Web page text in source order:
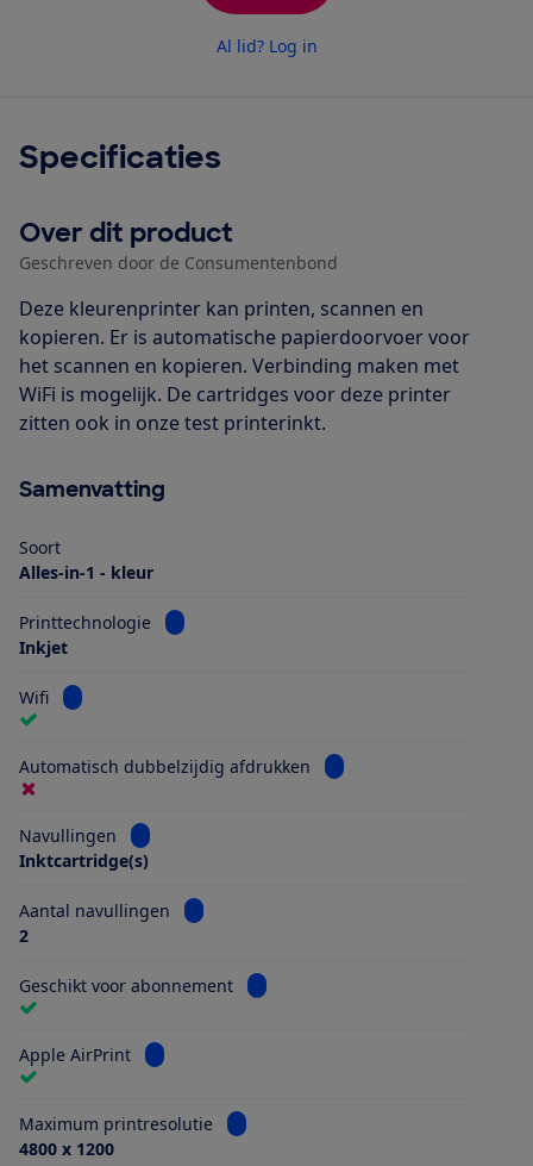
Al lid? Log in
Specificaties
Over dit product
Geschreven door de Consumentenbond
Deze kleurenprinter kan printen, scannen en
kopieren. Er is automatische papierdoorvoer voor
het scannen en kopieren. Verbinding maken met
WiFi is mogelijk. De cartridges voor deze printer
zitten ook in onze test printerinkt.
Samenvatting
Soort
Alles-in-1 - kleur
Printtechnologie
Bekijk informatie voor Printtechnologie
Inkjet
Wifi Bekijk informatie voor Wifi
Automatisch dubbelzijdig afdrukken Bekijk informatie voor
Navullingen
Bekijk informatie voor Navullingen
Inktcartridge(s)
Aantal navullingen
Bekijk informatie voor Aantal navullingen
2
Geschikt voor abonnement Bekijk informatie voor Geschikt
Apple AirPrint Bekijk informatie voor Apple AirPrint
Maximum printresolutie
Bekijk informatie voor Maximum
4800 x 1200